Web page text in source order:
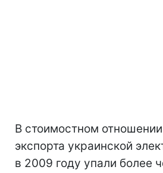
В стоимостном
экспорта украинской
в 2009 году упали более